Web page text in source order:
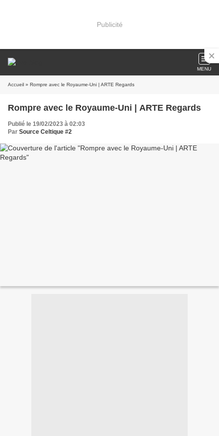
Publicité
MENU
Accueil » Rompre avec le Royaume-Uni | ARTE Regards
Rompre avec le Royaume-Uni | ARTE Regards
Publié le 19/02/2023 à 02:03
Par Source Celtique #2